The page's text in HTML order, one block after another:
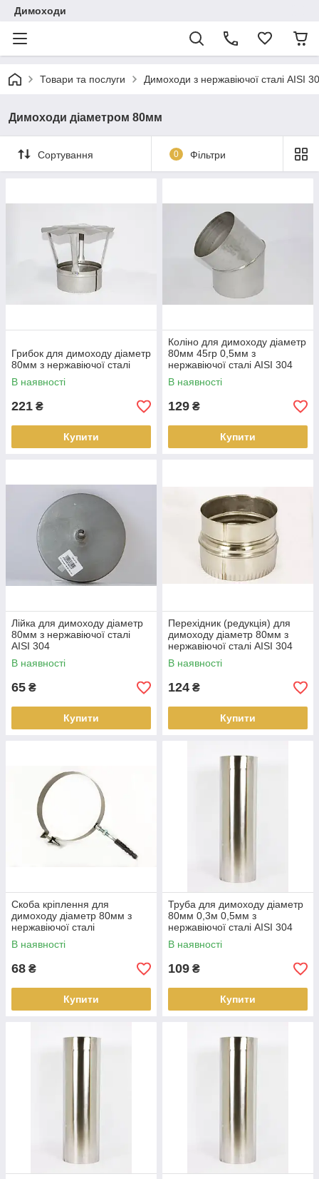
Димоходи
Товари та послуги Димоходи з нержавіючої сталі
Димоходи діаметром 80мм
Сортування 0 Фільтри
Грибок для димоходу діаметр
80мм з нержавіючої сталі
В наявності
221 ₴
Купити
Коліно для димоходу діаметр
80мм 45гр 0,5мм з
нержавіючої сталі AISI 304
В наявності
129 ₴
Купити
Лійка для димоходу діаметр
80мм з нержавіючої сталі
AISI 304
В наявності
65 ₴
Купити
Перехідник (редукція) для
димоходу діаметр 80мм з
нержавіючої сталі AISI 304
В наявності
124 ₴
Купити
Скоба кріплення для
димоходу діаметр 80мм з
нержавіючої сталі
В наявності
68 ₴
Купити
Труба для димоходу діаметр
80мм 0,3м 0,5мм з
нержавіючої сталі AISI 304
В наявності
109 ₴
Купити